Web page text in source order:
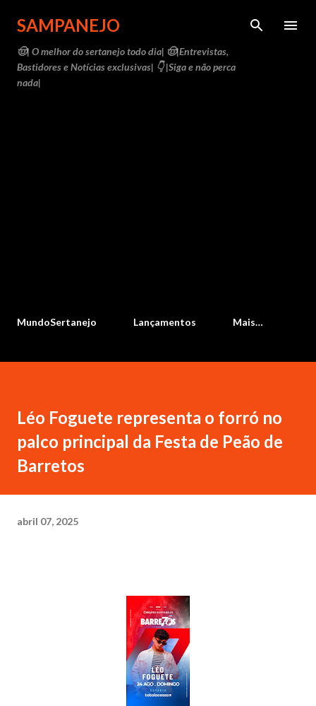
Pular para o conteúdo principal
SAMPANEJO
🤠| O melhor do sertanejo todo dia| 🤠|Entrevistas,
Bastidores e Notícias exclusivas| 👇 |Siga e não perca
nada|
MundoSertanejo Lançamentos Mais…
Léo Foguete representa o forró no
palco principal da Festa de Peão de
Barretos
abril 07, 2025